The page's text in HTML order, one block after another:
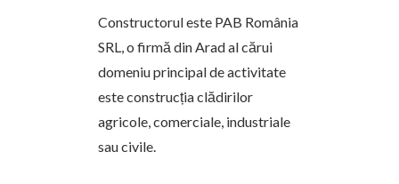
Constructorul este PAB România
SRL, o firmă din Arad al cărui
domeniu principal de activitate
este construcția clădirilor
agricole, comerciale, industriale
sau civile.